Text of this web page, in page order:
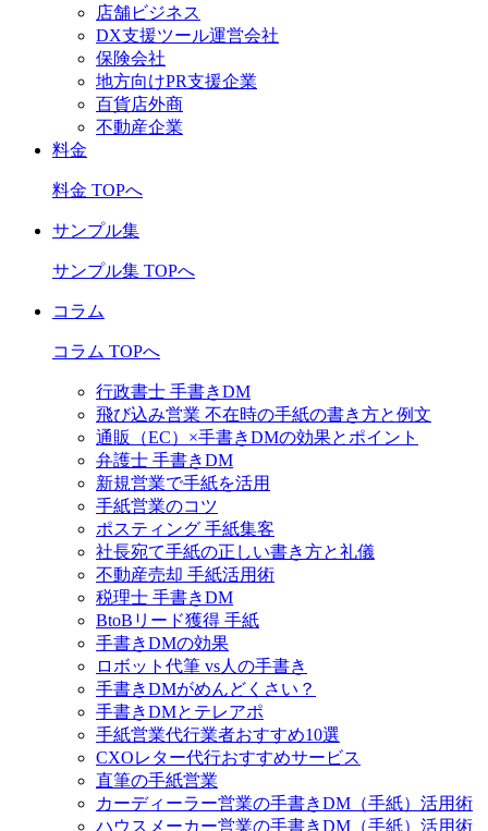
店舗ビジネス
DX支援ツール運営会社
保険会社
地方向けPR支援企業
百貨店外商
不動産企業
料金
料金 TOPへ
サンプル集
サンプル集 TOPへ
コラム
コラム TOPへ
行政書士 手書きDM
飛び込み営業 不在時の手紙の書き方と例文
通販（EC）×手書きDMの効果とポイント
弁護士 手書きDM
新規営業で手紙を活用
手紙営業のコツ
ポスティング 手紙集客
社長宛て手紙の正しい書き方と礼儀
不動産売却 手紙活用術
税理士 手書きDM
BtoBリード獲得 手紙
手書きDMの効果
ロボット代筆 vs人の手書き
手書きDMがめんどくさい？
手書きDMとテレアポ
手紙営業代行業者おすすめ10選
CXOレター代行おすすめサービス
直筆の手紙営業
カーディーラー営業の手書きDM（手紙）活用術
ハウスメーカー営業の手書きDM（手紙）活用術